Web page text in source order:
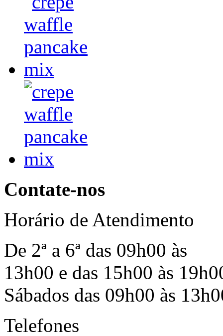
Contate-nos
Horário de Atendimento
De 2ª a 6ª das 09h00 às
13h00 e das 15h00 às
Sábados das 09h00 às
Telefones